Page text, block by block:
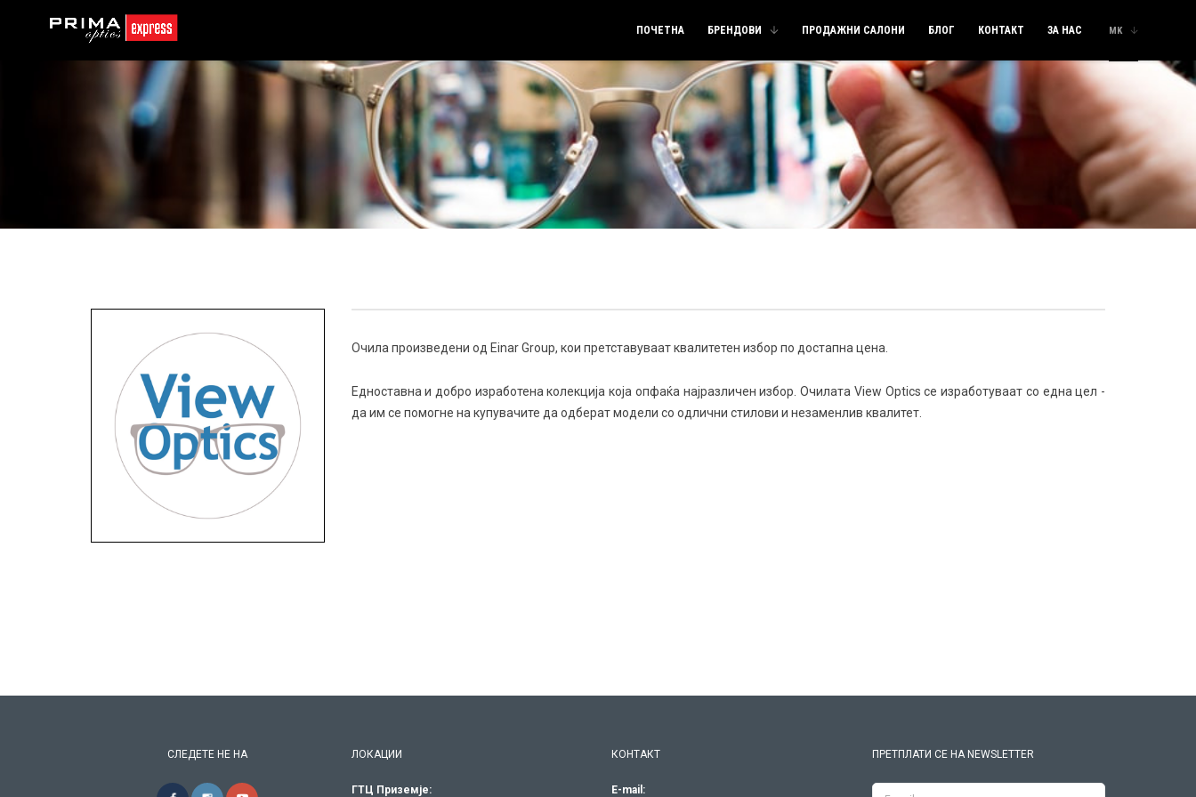
ПОЧЕТНА БРЕНДОВИ ПРОДАЖНИ САЛОНИ БЛОГ КОНТАКТ ЗА НАС MK
Очила произведени од Einar Group, кои претставуваат квалитетен избор по достапна цена.
Едноставна и добро изработена колекција која опфаќа најразличен избор. Очилата View Optics се изработуваат со една цел -
да им се помогне на купувачите да одберат модели со одлични стилови и незаменлив квалитет.
СЛЕДЕТЕ НЕ НА ЛОКАЦИИ
ГТЦ Приземје:
КОНТАКТ
E-mail:
ПРЕТПЛАТИ СЕ НА NEWSLETTER